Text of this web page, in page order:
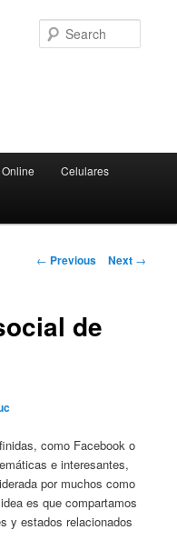
Celulares
Post
← Previous Next →
de
como Facebook o
e interesantes,
por muchos como
es que compartamos
y estados relacionados